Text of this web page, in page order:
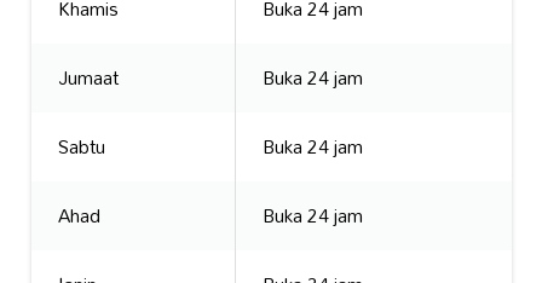
Khamis
Buka 24 jam
Jumaat
Buka 24 jam
Sabtu
Buka 24 jam
Ahad
Buka 24 jam